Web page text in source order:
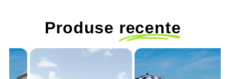
Produse recente